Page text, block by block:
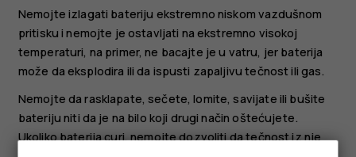
Nemojte izlagati bateriju ekstremno niskom vazdušnom
pritisku i nemojte je ostavljati na ekstremno visokoj
temperaturi, na primer, ne bacajte je u vatru, jer baterija
može da eksplodira ili da ispusti zapaljivu tečnost ili gas.
Nemojte da rasklapate, sečete, lomite, savijate ili bušite
bateriju niti da je na bilo koji drugi način oštećujete.
Ukoliko baterija curi, nemojte dozvoliti da tečnost iz nje